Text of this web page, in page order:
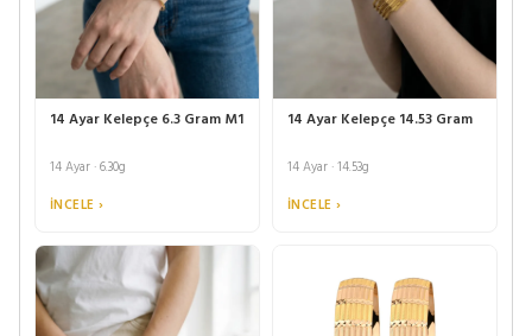
14 Ayar Kelepçe 6.3 Gram M1
14 Ayar · 6.30g
İNCELE ›
14 Ayar Kelepçe 14.53 Gram
14 Ayar · 14.53g
İNCELE ›